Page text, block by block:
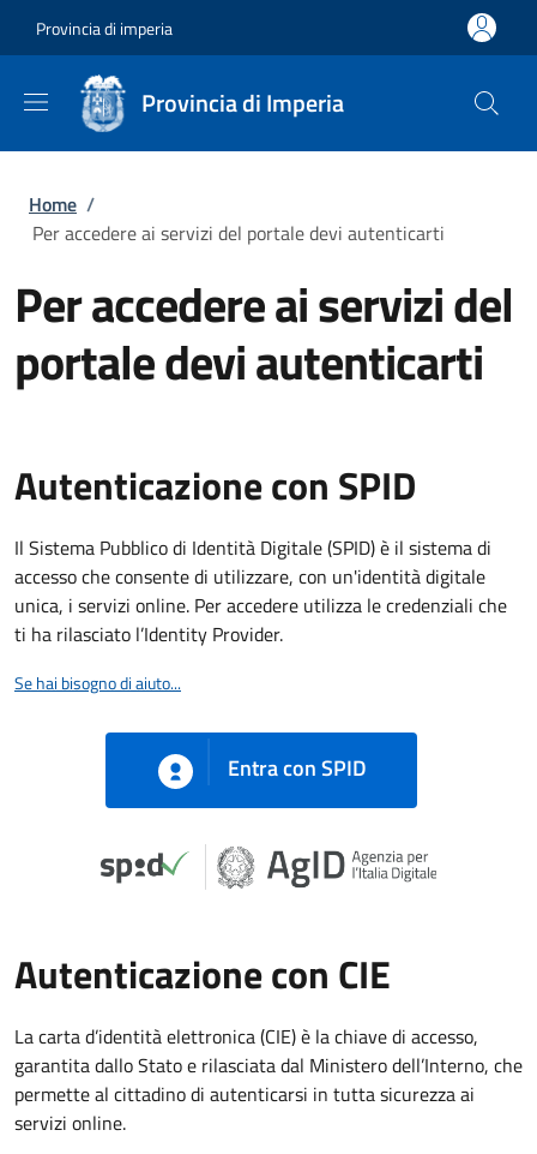
Provincia di imperia
Provincia di Imperia
Briciole di pane
Home /
Per accedere ai servizi del portale devi autenticarti
Per accedere ai servizi del
portale devi autenticarti
Autenticazione con SPID
Il Sistema Pubblico di Identità Digitale (SPID) è il sistema di
accesso che consente di utilizzare, con un'identità digitale
unica, i servizi online. Per accedere utilizza le credenziali che
ti ha rilasciato l’Identity Provider.
Se hai bisogno di aiuto...
Entra con SPID
Autenticazione con CIE
La carta d’identità elettronica (CIE) è la chiave di accesso,
garantita dallo Stato e rilasciata dal Ministero dell’Interno, che
permette al cittadino di autenticarsi in tutta sicurezza ai
servizi online.